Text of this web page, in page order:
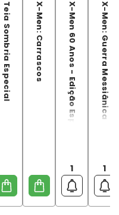
Teia Sombria Especial X-Men: Carrascos X-Men 60 Anos - Edição Especial de Aniversário
1
X-Men: Guerra Messiânica
1